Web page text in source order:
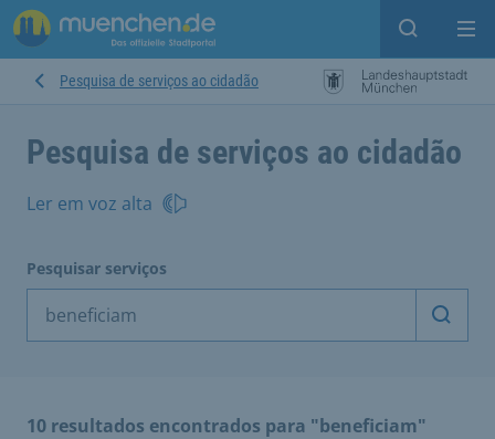
Open
Pesquisa de serviços ao cidadão
Pesquisa de serviços ao cidadão
Ler em voz alta
Pesquisar serviços
10 resultados encontrados para "beneficiam"